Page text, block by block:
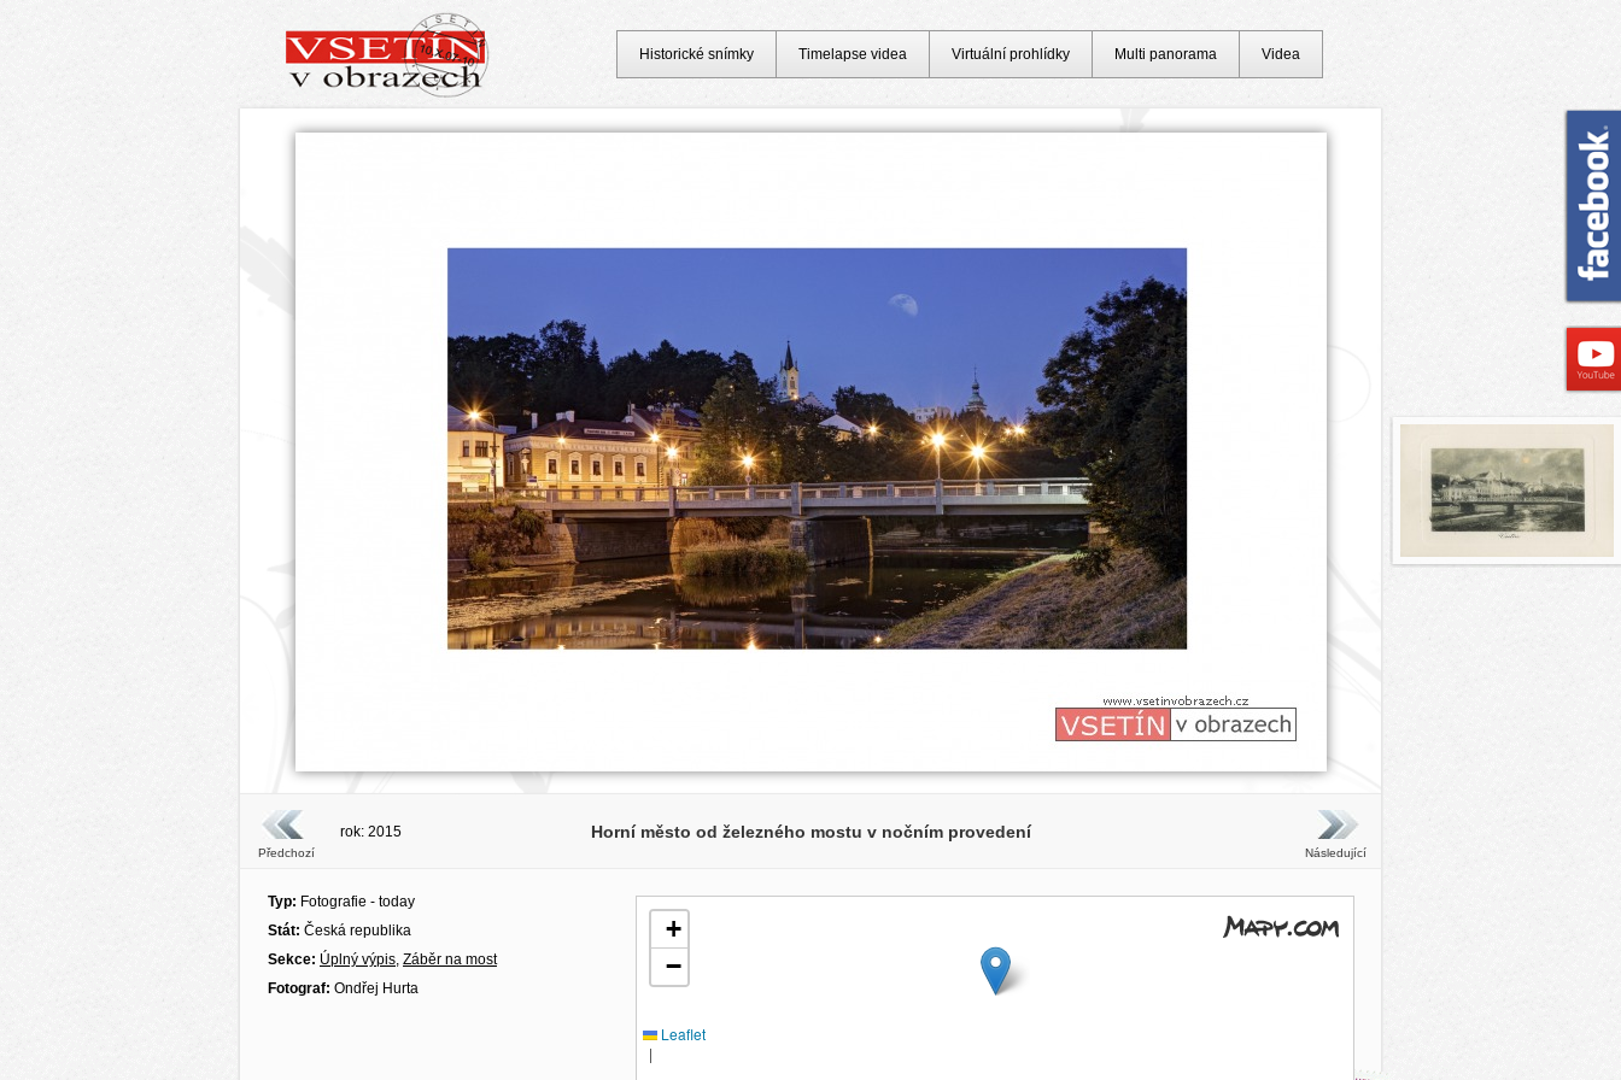
Předchozí
rok: 2015 Horní město od železného mostu v nočním provedení
Následující
Typ: Fotografie - today
Stát: Česká republika
Sekce: Úplný výpis, Záběr na most
Fotograf: Ondřej Hurta
+
−
Leaflet
|
Historické snímky Timelapse videa Virtuální prohlídky Multi panorama Videa